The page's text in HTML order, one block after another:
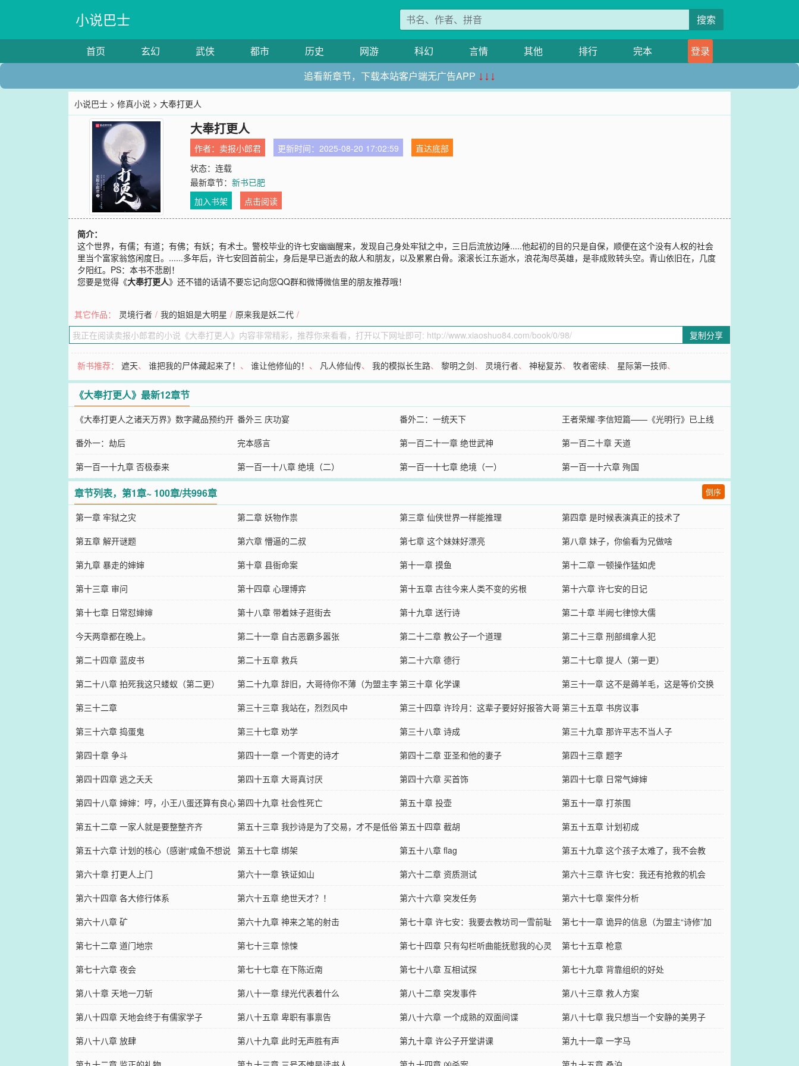
小说巴士 搜索
首页 玄幻 武侠 都市 历史 网游 科幻 言情 其他 排行 完本
登录
追看新章节，下载本站客户端无广告APP ↓↓↓
小说巴士 >修真小说 > 大奉打更人
大奉打更人
作者： 卖报小郎君 更新时间：2025-08-20 17:02:59
直达底部
状态：连载
最新章节：新书已肥
加入书架
点击阅读
简介：
这个世界，有儒；有道；有佛；有妖；有术士。警校毕业的许七安幽幽醒来，发现自己身处牢狱之中，三日后流放边陲.....他起初的目的只是自保，顺便在这个没有人权的社会
里当个富家翁悠闲度日。......多年后，许七安回首前尘，身后是早已逝去的敌人和朋友，以及累累白骨。滚滚长江东逝水，浪花淘尽英雄，是非成败转头空。青山依旧在，几度
夕阳红。PS：本书不悲剧！
您要是觉得《大奉打更人》还不错的话请不要忘记向您QQ群和微博微信里的朋友推荐哦！
其它作品： 灵境行者 / 我的姐姐是大明星 / 原来我是妖二代 /
复制分享
新书推荐：遮天、谁把我的尸体藏起来了！ 、谁让他修仙的！ 、 凡人修仙传、我的模拟长生路、黎明之剑、 灵境行者、神秘复苏、牧者密续、 星际第一技师、
《大奉打更人》最新12章节
《大奉打更人之诸天万界》数字藏品预约开
始啦！
番外三 庆功宴 番外二：一统天下
王者荣耀·李信短篇——《光明行》已上线
番外一：劫后
完本感言 第一百二十一章 绝世武神
第一百二十章 天道
第一百一十九章 否极泰来
第一百一十八章 绝境（二） 第一百一十七章 绝境（一） 第一百一十六章 殉国
章节列表，第1章~ 100章/共996章 倒序
第一章 牢狱之灾 第二章 妖物作祟 第三章 仙侠世界一样能推理
第四章 是时候表演真正的技术了
第五章 解开谜题
第六章 懵逼的二叔 第七章 这个妹妹好漂亮
第八章 妹子，你偷看为兄做啥
第九章 暴走的婶婶
第十章 县衙命案 第十一章 摸鱼
第十二章 一顿操作猛如虎
第十三章 审问
第十四章 心理博弈 第十五章 古往今来人类不变的劣根
第十六章 许七安的日记
第十七章 日常怼婶婶
第十八章 带着妹子逛街去 第十九章 送行诗
第二十章 半阙七律惊大儒
今天两章都在晚上。
第二十一章 自古恶霸多嚣张 第二十二章 教公子一个道理
第二十三章 刑部缉拿人犯
第二十四章 蓝皮书
第二十五章 救兵 第二十六章 德行
第二十七章 提人（第一更）
第二十八章 拍死我这只蝼蚁（第二更）
第二十九章 辞旧，大哥待你不薄（为盟主李
佩云加更）
第三十章 化学课
第三十一章 这不是薅羊毛，这是等价交换
第三十二章
第三十三章 我站在，烈烈风中 第三十四章 许玲月：这辈子要好好报答大哥第三十五章 书房议事
第三十六章 捣蛋鬼
第三十七章 劝学 第三十八章 诗成
第三十九章 那许平志不当人子
第四十章 争斗
第四十一章 一个胥吏的诗才 第四十二章 亚圣和他的妻子
第四十三章 题字
第四十四章 逃之夭夭
第四十五章 大哥真讨厌 第四十六章 买首饰
第四十七章 日常气婶婶
第四十八章 婶婶：哼，小王八蛋还算有良心第四十九章 社会性死亡 第五十章 投壶
第五十一章 打茶围
第五十二章 一家人就是要整整齐齐
第五十三章 我抄诗是为了交易，才不是低俗
的装逼
第五十四章 截胡
第五十五章 计划初成
第五十六章 计划的核心（感谢“咸鱼不想说
话”大佬的盟主）
第五十七章 绑架 第五十八章 flag
第五十九章 这个孩子太难了，我不会教
第六十章 打更人上门
第六十一章 铁证如山 第六十二章 资质测试
第六十三章 许七安：我还有抢救的机会
第六十四章 各大修行体系
第六十五章 绝世天才？！ 第六十六章 突发任务
第六十七章 案件分析
第六十八章 矿
第六十九章 神来之笔的射击 第七十章 许七安：我要去教坊司一雪前耻
第七十一章 诡异的信息（为盟主“诗修”加
更）
第七十二章 道门地宗 第七十三章 惊悚 第七十四章 只有勾栏听曲能抚慰我的心灵
第七十五章 枪意
第七十六章 夜会
第七十七章 在下陈近南 第七十八章 互相试探
第七十九章 背靠组织的好处
第八十章 天地一刀斩
第八十一章 绿光代表着什么 第八十二章 突发事件
第八十三章 救人方案
第八十四章 天地会终于有儒家学子
第八十五章 卑职有事禀告 第八十六章 一个成熟的双面间谍
第八十七章 我只想当一个安静的美男子
第八十八章 放肆
第八十九章 此时无声胜有声 第九十章 许公子开堂讲课
第九十一章 一字马